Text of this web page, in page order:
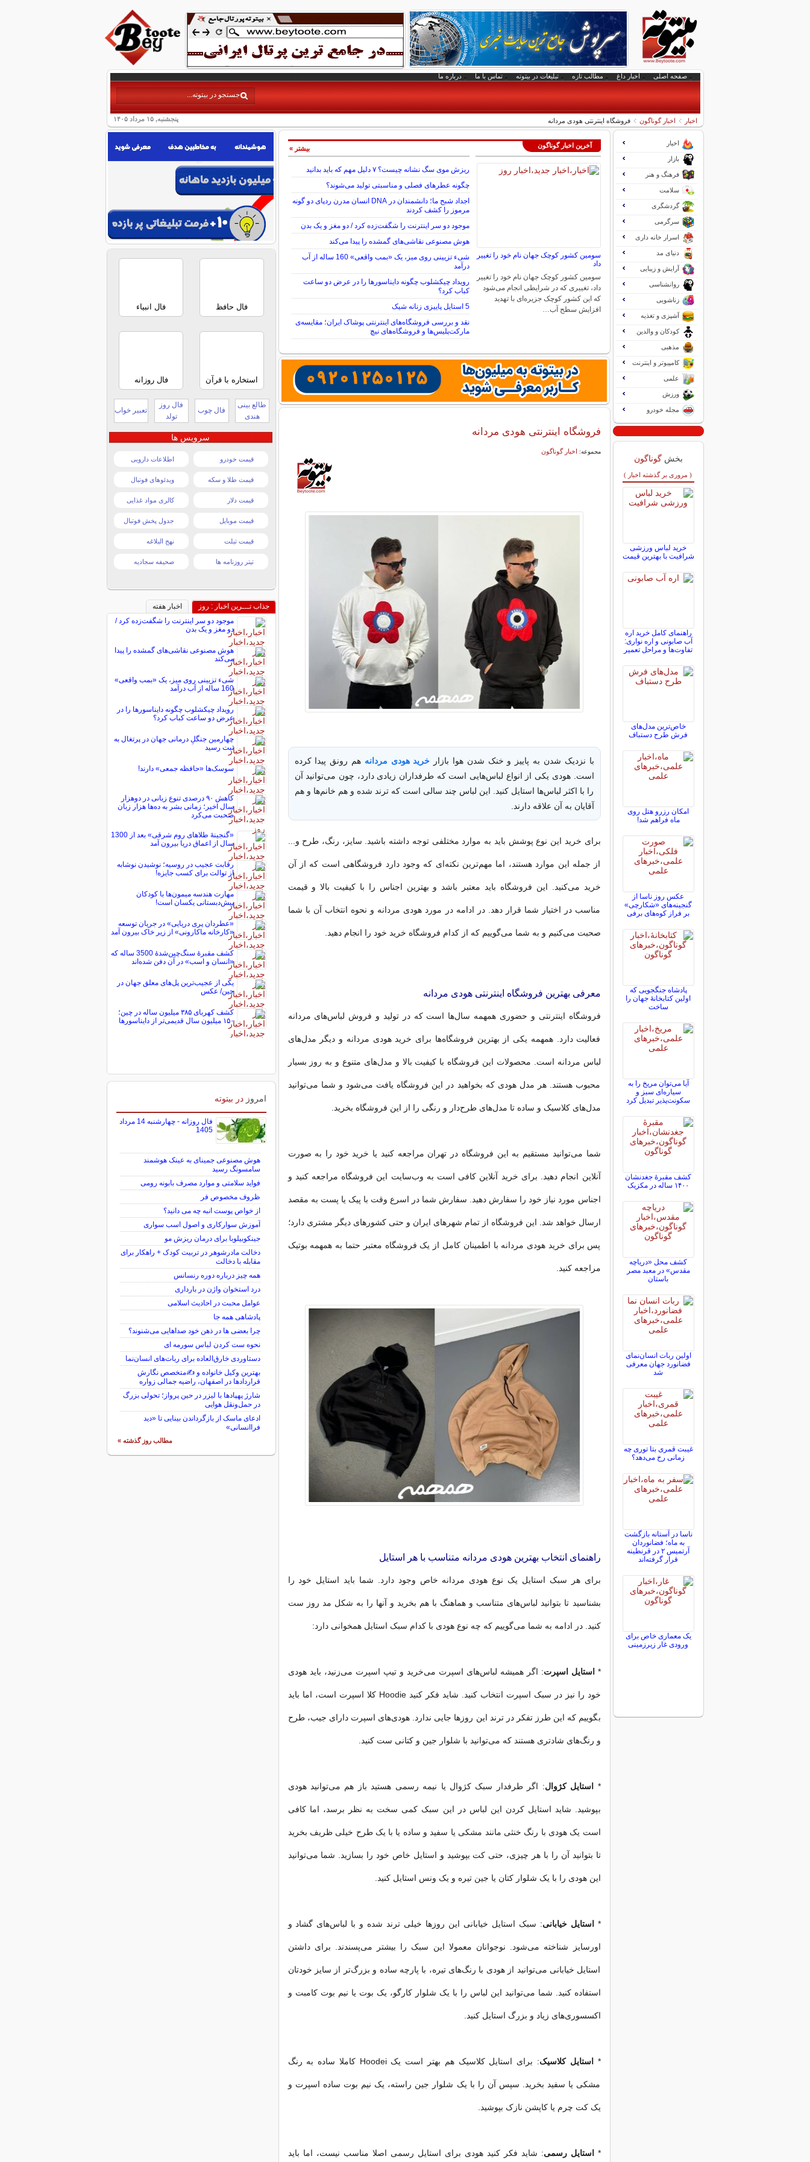
صفحه اصلی اخبار داغ مطالب تازه تبلیغات در بیتوته تماس با ما درباره ما
پنجشنبه, ۱۵ مرداد ۱۴۰۵ اخبار اخبار گوناگون فروشگاه اینترنتی هودی مردانه
آخرین اخبار گوناگون
سومین کشور کوچک جهان نام خود را تغییر
داد
سومین کشور کوچک جهان نام خود را تغییر
داد، تغییری که در شرایطی انجام می‌شود
که این کشور کوچک جزیره‌ای با تهدید
افزایش سطح آب…
ریزش موی سگ نشانه چیست؟ ۷ دلیل مهم که باید بدانید
چگونه عطرهای فصلی و مناسبتی تولید می‌شوند؟
اجداد شبح ما؛ دانشمندان در DNA انسان مدرن ردپای دو گونه
مرموز را کشف کردند
موجود دو سر اینترنت را شگفت‌زده کرد / دو مغز و یک بدن
هوش مصنوعی نقاشی‌های گمشده را پیدا می‌کند
شیء تزیینی روی میز، یک «بمب واقعی» 160 ساله از آب
درآمد
رویداد چیکشلوب چگونه دایناسورها را در عرض دو ساعت
کباب کرد؟
5 استایل پاییزی زنانه شیک
نقد و بررسی فروشگاه‌های اینترنتی پوشاک ایران؛ مقایسه‌ی
مارکت‌پلیس‌ها و فروشگاه‌های نیچ
بیشتر »
فروشگاه اینترنتی هودی مردانه
مجموعه: اخبار گوناگون
با نزدیک شدن به پاییز و خنک شدن هوا بازار خرید هودی مردانه هم رونق پیدا کرده
است. هودی یکی از انواع لباس‌هایی است که طرفداران زیادی دارد، چون می‌توانید آن
را با اکثر لباس‌ها استایل کنید. این لباس چند سالی است که ترند شده و هم خانم‌ها و هم
آقایان به آن علاقه دارند.
برای خرید این نوع پوشش باید به موارد مختلفی توجه داشته باشید. سایز، رنگ، طرح و...
از جمله این موارد هستند، اما مهم‌ترین نکته‌ای که وجود دارد فروشگاهی است که از آن
خرید می‌کنید. این فروشگاه باید معتبر باشد و بهترین اجناس را با کیفیت بالا و قیمت
مناسب در اختیار شما قرار دهد. در ادامه در مورد هودی مردانه و نحوه انتخاب آن با شما
صحبت می‌کنیم و به شما می‌گوییم که از کدام فروشگاه خرید خود را انجام دهید.
معرفی بهترین فروشگاه اینترنتی هودی مردانه
فروشگاه اینترنتی و حضوری همهمه سال‌ها است که در تولید و فروش لباس‌های مردانه
فعالیت دارد. همهمه یکی از بهترین فروشگاه‌ها برای خرید هودی مردانه و دیگر مدل‌های
لباس مردانه است. محصولات این فروشگاه با کیفیت بالا و مدل‌های متنوع و به روز بسیار
محبوب هستند. هر مدل هودی که بخواهید در این فروشگاه یافت می‌شود و شما می‌توانید
مدل‌های کلاسیک و ساده تا مدل‌های طرح‌دار و رنگی را از این فروشگاه بخرید.
شما می‌توانید مستقیم به این فروشگاه در تهران مراجعه کنید یا خرید خود را به صورت
آنلاین انجام دهید. برای خرید آنلاین کافی است به وب‌سایت این فروشگاه مراجعه کنید و
اجناس مورد نیاز خود را سفارش دهید. سفارش شما در اسرع وقت با پیک یا پست به مقصد
ارسال خواهد شد. این فروشگاه از تمام شهرهای ایران و حتی کشورهای دیگر مشتری دارد؛
پس برای خرید هودی مردانه با اطمینان کامل از یک فروشگاه معتبر حتما به همهمه بوتیک
مراجعه کنید.
راهنمای انتخاب بهترین هودی مردانه متناسب با هر استایل
برای هر سبک استایل یک نوع هودی مردانه خاص وجود دارد. شما باید استایل خود را
بشناسید تا بتوانید لباس‌های متناسب و هماهنگ با هم بخرید و آنها را به شکل مد روز ست
کنید. در ادامه به شما می‌گوییم که چه نوع هودی با کدام سبک استایل همخوانی دارد:
* استایل اسپرت: اگر همیشه لباس‌های اسپرت می‌خرید و تیپ اسپرت می‌زنید، باید هودی
خود را نیز در سبک اسپرت انتخاب کنید. شاید فکر کنید Hoodie کلا اسپرت است، اما باید
بگوییم که این طرز تفکر در ترند این روزها جایی ندارد. هودی‌های اسپرت دارای جیب، طرح
و رنگ‌های شادتری هستند که می‌توانید با شلوار جین و کتانی ست کنید.
* استایل کژوال: اگر طرفدار سبک کژوال یا نیمه رسمی هستید باز هم می‌توانید هودی
بپوشید. شاید استایل کردن این لباس در این سبک کمی سخت به نظر برسد، اما کافی
است یک هودی با رنگ خنثی مانند مشکی یا سفید و ساده یا با یک طرح خیلی ظریف بخرید
تا بتوانید آن را با هر چیزی، حتی کت بپوشید و استایل خاص خود را بسازید. شما می‌توانید
این هودی را با یک شلوار کتان یا جین تیره و یک ونس استایل کنید.
* استایل خیابانی: سبک استایل خیابانی این روزها خیلی ترند شده و با لباس‌های گشاد و
اورسایز شناخته می‌شود. نوجوانان معمولا این سبک را بیشتر می‌پسندند. برای داشتن
استایل خیابانی می‌توانید از هودی با رنگ‌های تیره، با پارچه ساده و بزرگ‌تر از سایز خودتان
استفاده کنید. شما می‌توانید این لباس را با یک شلوار کارگو، یک بوت یا نیم بوت کامبت و
اکسسوری‌های زیاد و بزرگ استایل کنید.
* استایل کلاسیک : برای استایل کلاسیک هم بهتر است یک Hoodei کاملا ساده به رنگ
مشکی یا سفید بخرید. سپس آن را با یک شلوار جین راسته، یک نیم بوت ساده اسپرت و
یک کت چرم یا کاپشن نازک بپوشید.
* استایل رسمی: شاید فکر کنید هودی برای استایل رسمی اصلا مناسب نیست، اما باید
اخبار
بازار
فرهنگ و هنر
سلامت
گردشگری
سرگرمی
اسرار خانه داری
دنیای مد
آرایش و زیبایی
روانشناسی
زناشویی
آشپزی و تغذیه
کودکان و والدین
مذهبی
کامپیوتر و اینترنت
علمی
ورزش
مجله خودرو
بخش گوناگون
( مروری بر گذشته اخبار )
خرید لباس ورزشی
شرافیت با بهترین قیمت
راهنمای کامل خرید اره
آب صابونی و اره نواری:
تفاوت‌ها و مراحل تعمیر
خاص‌ترین مدل‌های
فرش طرح دستباف
امکان رزرو هتل روی
ماه فراهم شد!
عکس روز ناسا از
گنجینه‌های «شکارچی»
بر فراز کوه‌های برفی
پادشاه جنگجویی که
اولین کتابخانۀ جهان را
ساخت
آیا می‌توان مریخ را به
سیاره‌ای سبز و
سکونت‌پذیر تبدیل کرد
کشف مقبرۀ جغدنشان
۱۴۰۰ ساله در مکزیک
کشف محل «دریاچه
مقدس» در معبد مصر
باستان
اولین ربات انسان‌نمای
فضانورد جهان معرفی
شد
غیبت قمری بتا توری چه
زمانی رخ می‌دهد؟
ناسا در آستانه بازگشت
به ماه؛ فضانوردان
آرتمیس ۲ در قرنطینه
قرار گرفته‌اند
یک معماری خاص برای
ورودی غار زیرزمینی
فال حافظ فال انبیاء
استخاره با قرآن فال روزانه
طالع بینی
هندی
فال چوب
فال روز
تولد
تعبیر خواب
سرویس ها
قیمت خودرو اطلاعات دارویی
قیمت طلا و سکه ویدئوهای فوتبال
قیمت دلار کالری مواد غذایی
قیمت موبایل جدول پخش فوتبال
قیمت تبلت نهج البلاغه
تیتر روزنامه ها صحیفه سجادیه
جذاب تـــرین اخبار : روز
اخبار هفته
موجود دو سر اینترنت را شگفت‌زده کرد /
دو مغز و یک بدن
هوش مصنوعی نقاشی‌های گمشده را پیدا
می‌کند
شیء تزیینی روی میز، یک «بمب واقعی»
160 ساله از آب درآمد
رویداد چیکشلوب چگونه دایناسورها را در
عرض دو ساعت کباب کرد؟
چهارمین جنگلِ درمانی جهان در پرتغال به
ثبت رسید
سوسک‌ها «حافظه جمعی» دارند!
کاهش ۹۰ درصدی تنوع زبانی در دوهزار
سال اخیر؛ زمانی بشر به ده‌ها هزار زبان
صحبت می‌کرد
«گنجینۀ طلاهای روم شرقی» بعد از 1300
سال از اعماق دریا بیرون آمد
رقابت عجیب در روسیه؛ نوشیدن نوشابه
از توالت برای کسب جایزه!
مهارت هندسه میمون‌ها با کودکان
پیش‌دبستانی یکسان است!
«عطردان پری دریایی» در جریان توسعه
«کارخانه ماکارونی» از زیر خاک بیرون آمد
کشف مقبرۀ سنگ‌چین‌شدۀ 3500 ساله که
«انسان و اسب» در آن دفن شده‌اند
یکی از عجیب‌ترین پل‌های معلق جهان در
چین/ عکس
کشف کهربای ۳۸۵ میلیون ساله در چین؛
۱۵۰ میلیون سال قدیمی‌تر از دایناسورها
امروز در بیتوته
فال روزانه - چهارشنبه 14 مرداد
1405
هوش مصنوعی جمینای به عینک هوشمند
سامسونگ رسید
فواید سلامتی و موارد مصرف بابونه رومی
ظروف مخصوص فر
از خواص پوست انبه چه می دانید؟
آموزش سوارکاری و اصول اسب سواری
جینکوبیلوبا برای درمان ریزش مو
دخالت مادرشوهر در تربیت کودک + راهکار برای
مقابله با دخالت
همه چیز درباره دوره رنسانس
درد استخوان واژن در بارداری
عوامل محبت در احادیث اسلامى
پادشاهی همه جا
چرا بعضی ها در ذهن خود صداهایی می‌شنوند؟
نحوه ست کردن لباس سورمه ای
دستاوردی خارق‌العاده برای ربات‌های انسان‌نما
بهترین وکیل خانواده و ✍️متخصص نگارش
قراردادها در اصفهان، راضیه جمالی زواره
شارژ پهپادها با لیزر در حین پرواز؛ تحولی بزرگ
در حمل‌ونقل هوایی
ادعای ماسک از بازگرداندن بینایی تا «دید
فراانسانی»
مطالب روز گذشته »